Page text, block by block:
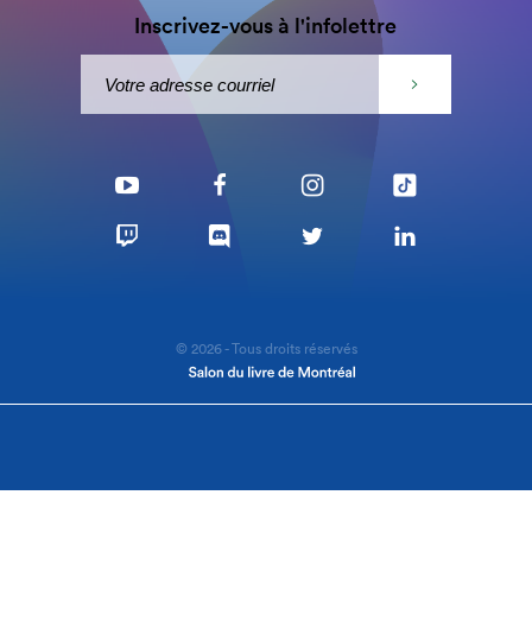
Inscrivez-vous à l'infolettre
© 2026 - Tous droits réservés